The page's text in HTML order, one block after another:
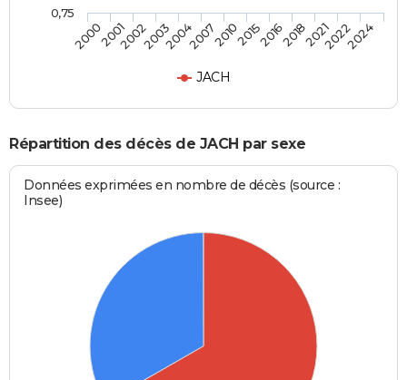
JACH
2000200120022003200420072010201520162018202120222024
0,75
Répartition des décès de JACH par sexe
Données exprimées en nombre de décès (source :
Insee)